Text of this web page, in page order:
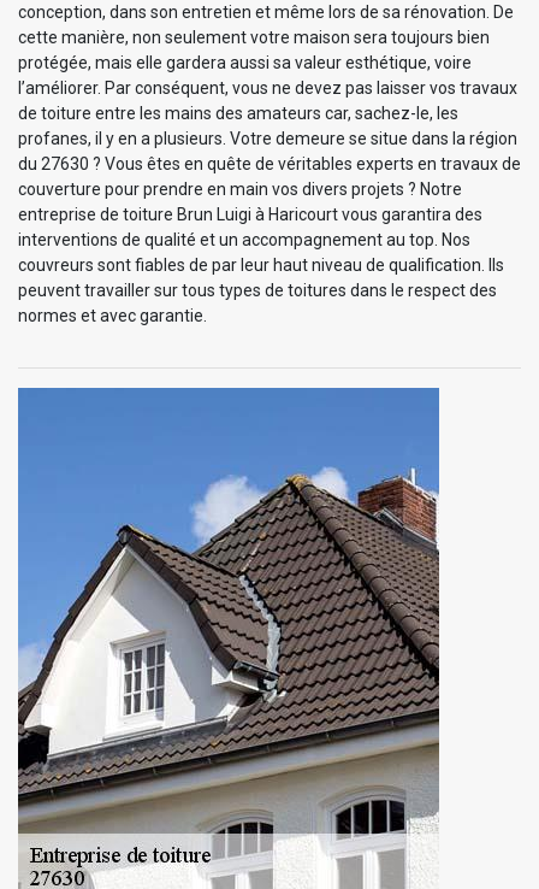
conception, dans son entretien et même lors de sa rénovation. De
cette manière, non seulement votre maison sera toujours bien
protégée, mais elle gardera aussi sa valeur esthétique, voire
l’améliorer. Par conséquent, vous ne devez pas laisser vos travaux
de toiture entre les mains des amateurs car, sachez-le, les
profanes, il y en a plusieurs. Votre demeure se situe dans la région
du 27630 ? Vous êtes en quête de véritables experts en travaux de
couverture pour prendre en main vos divers projets ? Notre
entreprise de toiture Brun Luigi à Haricourt vous garantira des
interventions de qualité et un accompagnement au top. Nos
couvreurs sont fiables de par leur haut niveau de qualification. Ils
peuvent travailler sur tous types de toitures dans le respect des
normes et avec garantie.